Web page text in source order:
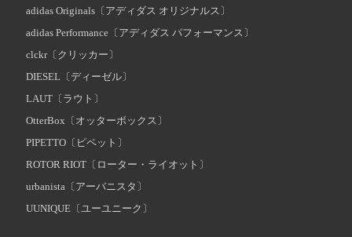
adidas Originals〔アディダス オリジナルス〕
adidas Performance〔アディダス パフォーマンス〕
clckr〔クリッカー〕
DIESEL〔ディーゼル〕
LAUT〔ラウト〕
OtterBox〔オッターボックス〕
PIPETTO〔ピペット〕
ROTOR RIOT〔ローター・ライオット〕
urbanista〔アーバニスタ〕
UUNIQUE〔ユーユニーク〕